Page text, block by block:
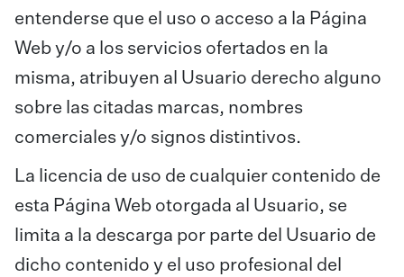
entenderse que el uso o acceso a la Página
Web y/o a los servicios ofertados en la
misma, atribuyen al Usuario derecho alguno
sobre las citadas marcas, nombres
comerciales y/o signos distintivos.
La licencia de uso de cualquier contenido de
esta Página Web otorgada al Usuario, se
limita a la descarga por parte del Usuario de
dicho contenido y el uso profesional del